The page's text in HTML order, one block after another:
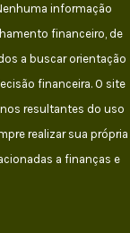
informação
financeiro, de
a buscar orientação
financeira. O site
resultantes do uso
realizar sua própria
a finanças e